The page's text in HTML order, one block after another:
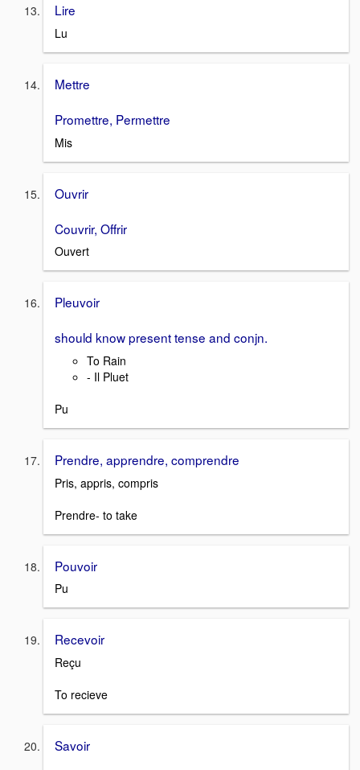
Lire
Lu
Mettre
Promettre, Permettre
Mis
Ouvrir
Couvrir, Offrir
Ouvert
Pleuvoir
should know present tense and conjn.
To Rain
- Il Pluet
Pu
Prendre, apprendre, comprendre
Pris, appris, compris
Prendre- to take
Pouvoir
Pu
Recevoir
Reçu
To recieve
Savoir